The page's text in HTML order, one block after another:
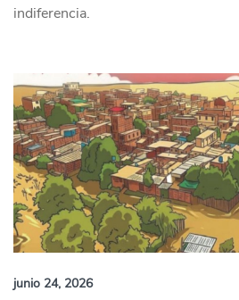
indiferencia.
junio 24, 2026